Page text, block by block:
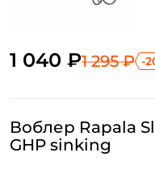
1 040 ₽1 295 ₽ -
Воблер Rapala
GHP sinking
Создать аккаунт